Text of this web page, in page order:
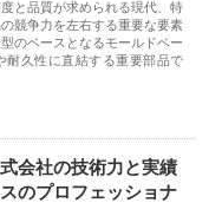
と品質が求められる現代、特
競争力を左右する重要な要素
のベースとなるモールドベー
耐久性に直結する重要部品で
会社の技術力と実績
のプロフェッショナ